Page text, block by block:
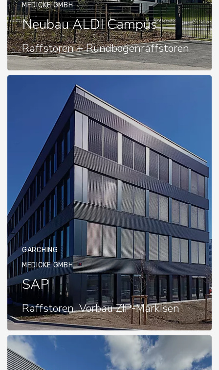
MEDICKE GMBH
Neubau ALDI Campus
Raffstoren + Rundbogenraffstoren
GARCHING
MEDICKE GMBH
SAP
Raffstoren, Vorbau ZIP-Markisen